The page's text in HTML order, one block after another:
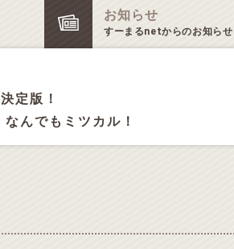
お知らせ
すーまるnetからのお知らせ
定版！
なんでもミツカル！